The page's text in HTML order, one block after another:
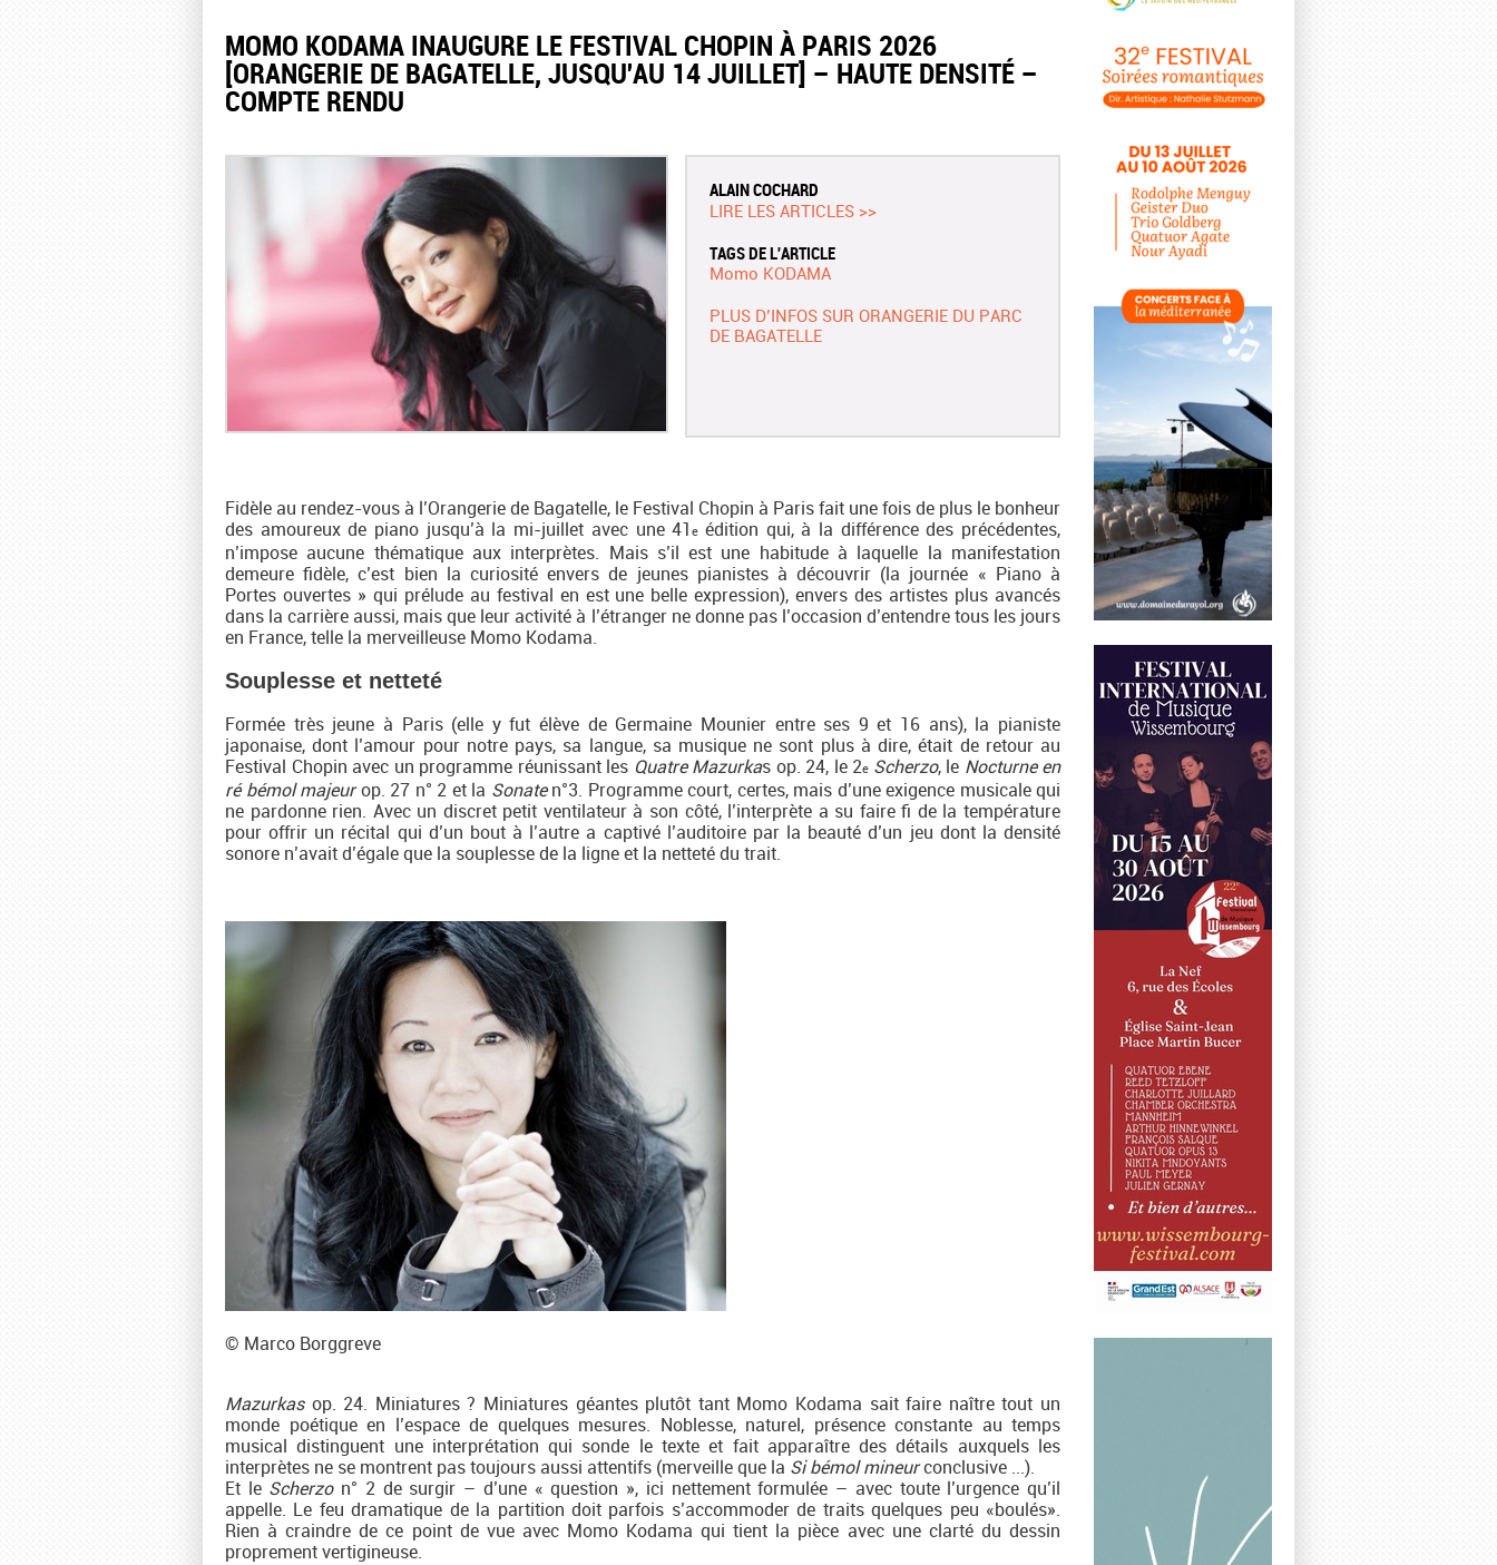
​MOMO KODAMA INAUGURE LE FESTIVAL CHOPIN À PARIS 2026
[ORANGERIE DE BAGATELLE, JUSQU'AU 14 JUILLET] – HAUTE DENSITÉ –
COMPTE RENDU
ALAIN COCHARD
LIRE LES ARTICLES >>
TAGS DE L'ARTICLE
Momo KODAMA
PLUS D’INFOS SUR ORANGERIE DU PARC
DE BAGATELLE
Fidèle au rendez-vous à l’Orangerie de Bagatelle, le Festival Chopin à Paris fait une fois de plus le bonheur
des amoureux de piano jusqu’à la mi-juillet avec une 41e édition qui, à la différence des précédentes,
n’impose aucune thématique aux interprètes. Mais s’il est une habitude à laquelle la manifestation
demeure fidèle, c’est bien la curiosité envers de jeunes pianistes à découvrir (la journée « Piano à
Portes ouvertes » qui prélude au festival en est une belle expression), envers des artistes plus avancés
dans la carrière aussi, mais que leur activité à l’étranger ne donne pas l’occasion d’entendre tous les jours
en France, telle la merveilleuse Momo Kodama.
Souplesse et netteté
Formée très jeune à Paris (elle y fut élève de Germaine Mounier entre ses 9 et 16 ans), la pianiste
japonaise, dont l’amour pour notre pays, sa langue, sa musique ne sont plus à dire, était de retour au
Festival Chopin avec un programme réunissant les Quatre Mazurkas op. 24, le 2e Scherzo, le Nocturne en
ré bémol majeurop. 27 n° 2 et la Sonaten°3. Programme court, certes, mais d’une exigence musicale qui
ne pardonne rien. Avec un discret petit ventilateur à son côté, l’interprète a su faire fi de la température
pour offrir un récital qui d’un bout à l’autre a captivé l’auditoire par la beauté d’un jeu dont la densité
sonore n’avait d’égale que la souplesse de la ligne et la netteté du trait.
© Marco Borggreve
Mazurkasop. 24. Miniatures ? Miniatures géantes plutôt tant Momo Kodama sait faire naître tout un
monde poétique en l’espace de quelques mesures. Noblesse, naturel, présence constante au temps
musical distinguent une interprétation qui sonde le texte et fait apparaître des détails auxquels les
interprètes ne se montrent pas toujours aussi attentifs (merveille que la Si bémol mineurconclusive ...).
Et le Scherzon° 2 de surgir – d’une « question », ici nettement formulée – avec toute l’urgence qu’il
appelle. Le feu dramatique de la partition doit parfois s’accommoder de traits quelques peu «boulés».
Rien à craindre de ce point de vue avec Momo Kodama qui tient la pièce avec une clarté du dessin
proprement vertigineuse.